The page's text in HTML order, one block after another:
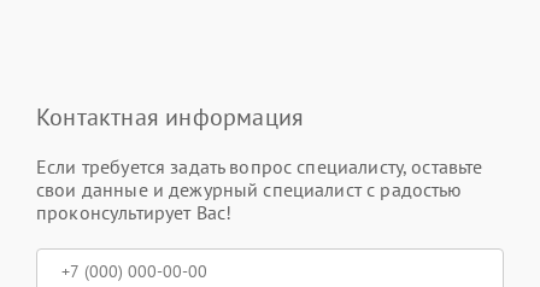
Контактная информация
Если требуется задать вопрос специалисту, оставьте
свои данные и дежурный специалист с радостью
проконсультирует Вас!